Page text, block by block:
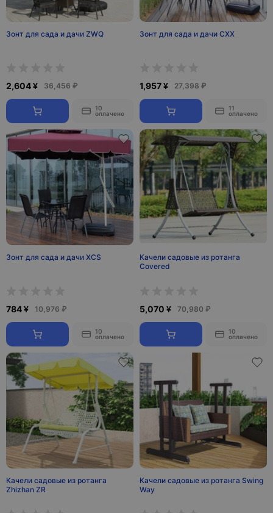
Зонт для сада и дачи ZWQ
2,604 ¥ 36,456 ₽
10
оплачено
Зонт для сада и дачи CXX
1,957 ¥ 27,398 ₽
11
оплачено
Зонт для сада и дачи XCS
784 ¥ 10,976 ₽
10
оплачено
Качели садовые из ротанга
Covered
5,070 ¥ 70,980 ₽
10
оплачено
Качели садовые из ротанга
Zhizhan ZR
Качели садовые из ротанга Swing
Way